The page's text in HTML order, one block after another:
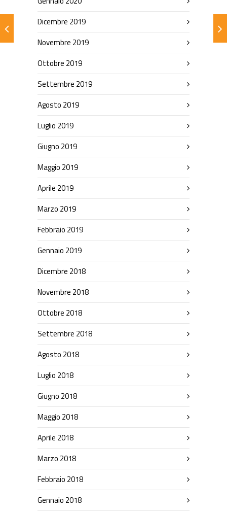
Dicembre 2019
Novembre 2019
Ottobre 2019
Settembre 2019
Agosto 2019
Luglio 2019
Giugno 2019
Maggio 2019
Aprile 2019
Marzo 2019
Febbraio 2019
Gennaio 2019
Dicembre 2018
Novembre 2018
Ottobre 2018
Settembre 2018
Agosto 2018
Luglio 2018
Giugno 2018
Maggio 2018
Aprile 2018
Marzo 2018
Febbraio 2018
Gennaio 2018